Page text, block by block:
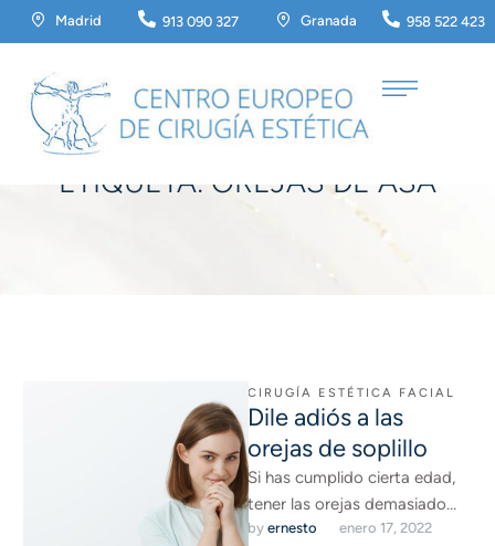
Madrid 913 090 327 Granada 958 522 423
Home / orejas de asa
ETIQUETA: OREJAS DE ASA
CIRUGÍA ESTÉTICA FACIAL
Dile adiós a las
orejas de soplillo
Si has cumplido cierta edad,
tener las orejas demasiado
grandes y separadas del
by ernesto enero 17, 2022